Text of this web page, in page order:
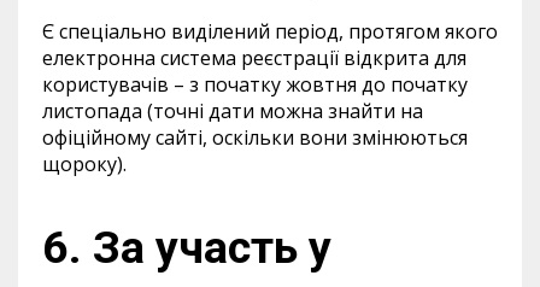
Є спеціально виділений період, протягом якого
електронна система реєстрації відкрита для
користувачів – з початку жовтня до початку
листопада (точні дати можна знайти на
офіційному сайті, оскільки вони змінюються
щороку).
6. За участь у